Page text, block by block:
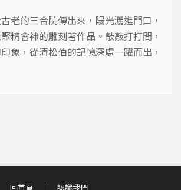
老的三合院傳出來，陽光灑進門口，
精會神的雕刻著作品。敲敲打打間，
象，從清松伯的記憶深處一躍而出，
中，立體呈現…
回首頁 認識我們